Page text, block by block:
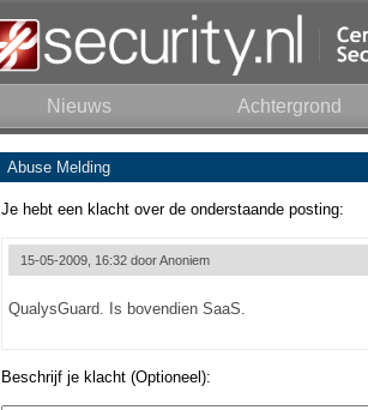
Nieuws Achtergrond
Abuse Melding
Je hebt een klacht over de onderstaande posting:
15-05-2009, 16:32 doorAnoniem
QualysGuard. Is bovendien SaaS.
Beschrijf je klacht (Optioneel):